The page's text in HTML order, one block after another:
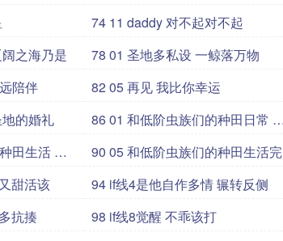
74 11 daddy 对不起对不起
阔之海乃是 78 01 圣地多私设 一鲸落万物
陪伴 82 05 再见 我比你幸运
地的婚礼
86 01 和低阶虫族们的种田日常 孵
化 90 05 和低阶虫族们的种田生活完
甜活该 94 if线4是他自作多情 辗转反侧
抗揍 98 if线8觉醒 不乖该打